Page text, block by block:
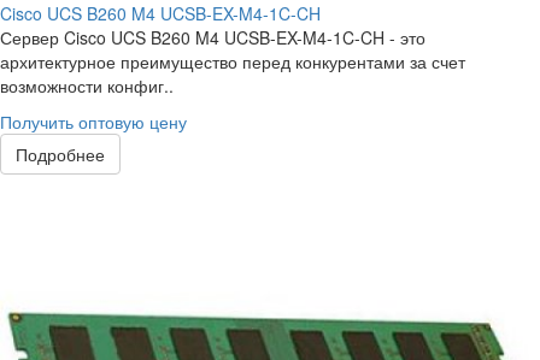
Cisco UCS B260 M4 UCSB-EX-M4-1C-CH
Сервер Cisco UCS B260 M4 UCSB-EX-M4-1C-CH - это
архитектурное преимущество перед конкурентами за счет
возможности конфиг..
Получить оптовую цену
Подробнее